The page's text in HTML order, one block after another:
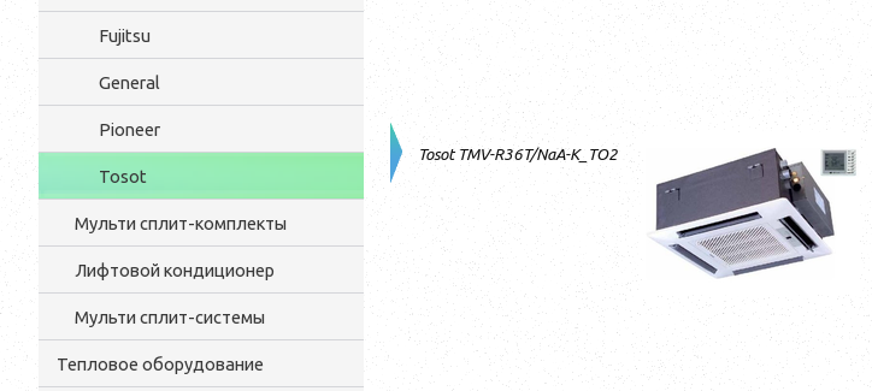
Fujitsu
General
Pioneer
Tosot
Мульти cплит-комплекты
Лифтовой кондиционер
Мульти сплит-системы
Тепловое оборудование
Tosot TMV-R36T/NaA-K_TO2